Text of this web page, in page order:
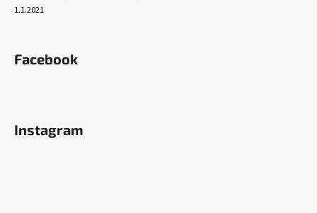
TAŠKA
200KS/ROLE
BALENÉ
1.1.2021
Facebook
Instagram